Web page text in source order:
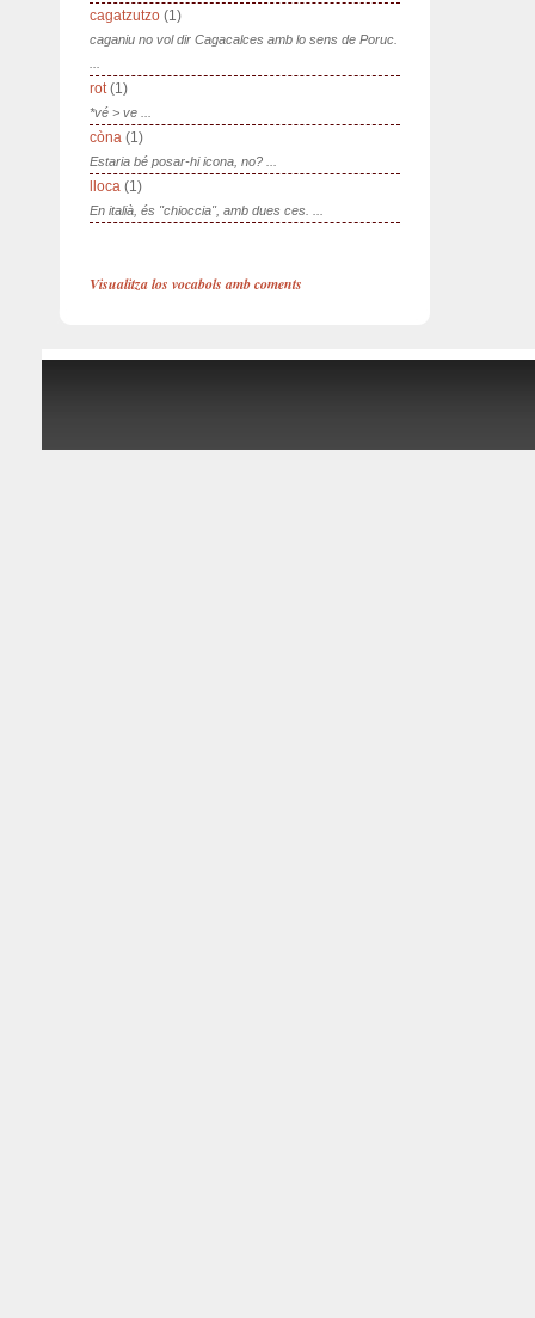
cagatzutzo (1)
caganiu no vol dir Cagacalces amb lo sens de Poruc.
rot(1)
*vé > ve ...
còna (1)
Estaria bé posar-hi icona, no? ...
lloca (1)
En italià, és "chioccia", amb dues ces. ...
Visualitza los vocabols amb coments